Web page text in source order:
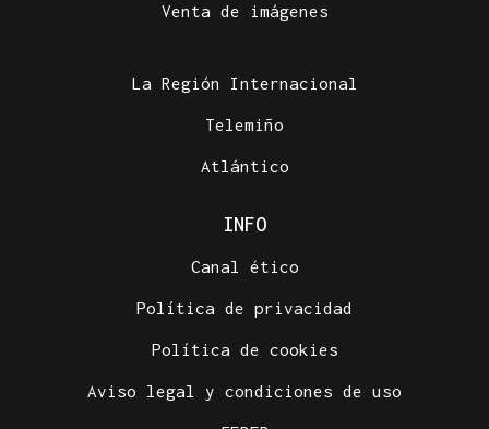
Venta de imágenes
La Región Internacional
Telemiño
Atlántico
INFO
Canal ético
Política de privacidad
Política de cookies
Aviso legal y condiciones de uso